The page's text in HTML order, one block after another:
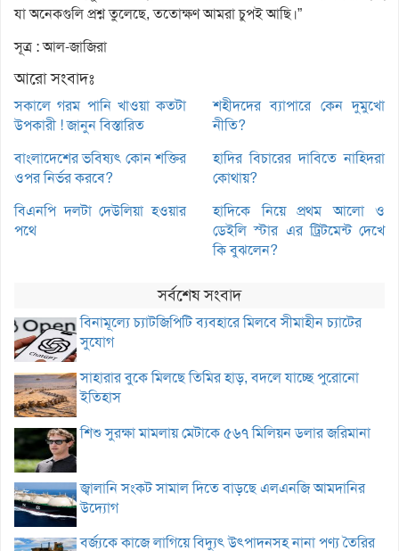
যা অনেকগুলি প্রশ্ন তুলেছে, ততোক্ষণ আমরা চুপই আছি।”
সূত্র : আল-জাজিরা
আরো সংবাদঃ
সকালে গরম পানি খাওয়া কতটা
উপকারী ! জানুন বিস্তারিত
শহীদদের ব্যাপারে কেন দুমুখো
নীতি?
বাংলাদেশের ভবিষ্যৎ কোন শক্তির
ওপর নির্ভর করবে?
হাদির বিচারের দাবিতে নাহিদরা
কোথায়?
বিএনপি দলটা দেউলিয়া হওয়ার
পথে
হাদিকে নিয়ে প্রথম আলো ও
ডেইলি স্টার এর ট্রিটমেন্ট দেখে
কি বুঝলেন?
সর্বশেষ সংবাদ
বিনামূল্যে চ্যাটজিপিটি ব্যবহারে মিলবে সীমাহীন চ্যাটের
সুযোগ
সাহারার বুকে মিলছে তিমির হাড়, বদলে যাচ্ছে পুরোনো
ইতিহাস
শিশু সুরক্ষা মামলায় মেটাকে ৫৬৭ মিলিয়ন ডলার জরিমানা
জ্বালানি সংকট সামাল দিতে বাড়ছে এলএনজি আমদানির
উদ্যোগ
বর্জ্যকে কাজে লাগিয়ে বিদ্যুৎ উৎপাদনসহ নানা পণ্য তৈরির